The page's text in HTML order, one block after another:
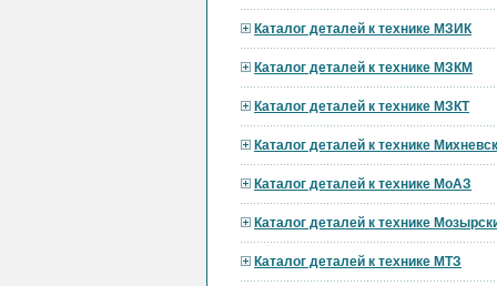
Каталог деталей к технике МЗИК
Каталог деталей к технике МЗКМ
Каталог деталей к технике МЗКТ
Каталог деталей к технике
Каталог деталей к технике МоАЗ
Каталог деталей к технике
Каталог деталей к технике МТЗ